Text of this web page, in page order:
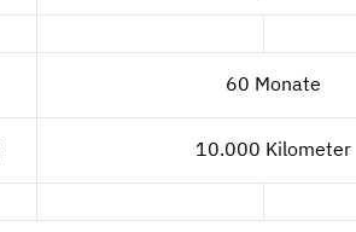
60 Monate
10.000 Kilometer